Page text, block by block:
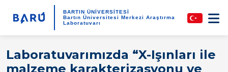
BARTIN ÜNİVERSİTESİ
Bartın Üniversitesi Merkezi Araştırma
Laboratuvarı
Laboratuvarımızda “X-Işınları ile
malzeme karakterizasyonu ve